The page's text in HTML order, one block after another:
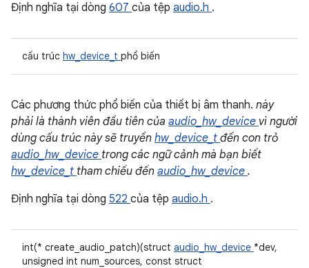
Định nghĩa tại dòng 607 của tệp audio.h .
cấu trúc hw_device_t phổ biến
Các phương thức phổ biến của thiết bị âm thanh. này
phải là thành viên đầu tiên của audio_hw_device vì người
dùng cấu trúc này sẽ truyền hw_device_t đến con trỏ
audio_hw_device trong các ngữ cảnh mà bạn biết
hw_device_t tham chiếu đến audio_hw_device .
Định nghĩa tại dòng 522 của tệp audio.h .
int(* create_audio_patch)(struct audio_hw_device *dev,
unsigned int num_sources, const struct